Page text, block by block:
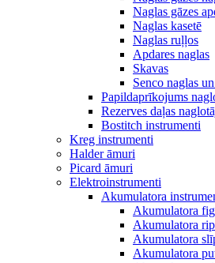
Naglas gāzes
Naglas kasetē
Naglas ruļļos
Apdares naglas
Skavas
Senco naglas
Papildaprīkojums
Rezerves daļas
Bostitch instrumenti
Kreg instrumenti
Halder āmuri
Picard āmuri
Elektroinstrumenti
Akumulatora
Akumulatora
Akumulatora
Akumulatora
Akumulatora